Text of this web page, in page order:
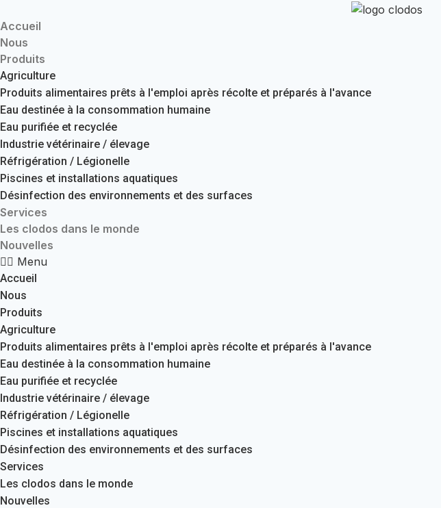
to
content
Accueil
Nous
Produits
Agriculture
Produits alimentaires prêts à l'emploi après récolte et préparés à l'avance
Eau destinée à la consommation humaine
Eau purifiée et recyclée
Industrie vétérinaire / élevage
Réfrigération / Légionelle
Piscines et installations aquatiques
Désinfection des environnements et des surfaces
Services
Les clodos dans le monde
Nouvelles
Menu
Accueil
Nous
Produits
Agriculture
Produits alimentaires prêts à l'emploi après récolte et préparés à l'avance
Eau destinée à la consommation humaine
Eau purifiée et recyclée
Industrie vétérinaire / élevage
Réfrigération / Légionelle
Piscines et installations aquatiques
Désinfection des environnements et des surfaces
Services
Les clodos dans le monde
Nouvelles